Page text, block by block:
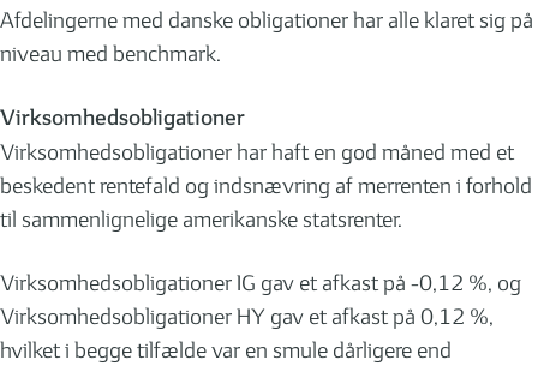
Afdelingerne med danske obligationer har alle klaret sig på
niveau med benchmark.
Virksomhedsobligationer
Virksomhedsobligationer har haft en god måned med et
beskedent rentefald og indsnævring af merrenten i forhold
til sammenlignelige amerikanske statsrenter.
Virksomhedsobligationer IG gav et afkast på -0,12 %, og
Virksomhedsobligationer HY gav et afkast på 0,12 %,
hvilket i begge tilfælde var en smule dårligere end